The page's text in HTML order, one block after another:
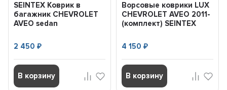
SEINTEX Коврик в
багажник CHEVROLET
AVEO sedan
(шт) (2006...
2 450₽
В корзину
Ворсовые коврики LUX
CHEVROLET AVEO 2011-
(комплект) SEINTEX
4 150 ₽
В корзину